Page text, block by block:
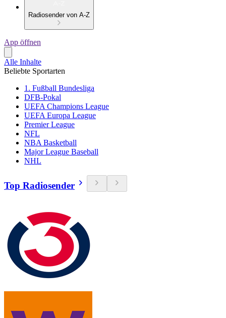
Radiosender von A-Z
App öffnen
Alle Inhalte
Beliebte Sportarten
1. Fußball Bundesliga
DFB-Pokal
UEFA Champions League
UEFA Europa League
Premier League
NFL
NBA Basketball
Major League Baseball
NHL
Top Radiosender